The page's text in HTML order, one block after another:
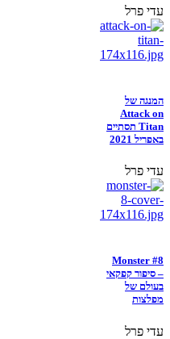
עדי פרל
המנגה של
Attack on
Titan תסתיים
באפריל 2021
עדי פרל
Monster #8
– סיפור קפקאי
בעולם של
מפלצות
עדי פרל